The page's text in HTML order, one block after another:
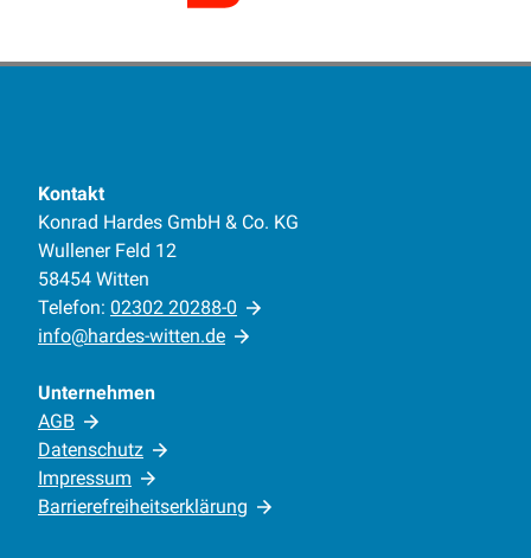
Kontakt
Konrad Hardes GmbH & Co. KG
Wullener Feld 12
58454 Witten
Telefon: 02302 20288-0
info@hardes-witten.de
Unternehmen
AGB
Datenschutz
Impressum
Barrierefreiheitserklärung